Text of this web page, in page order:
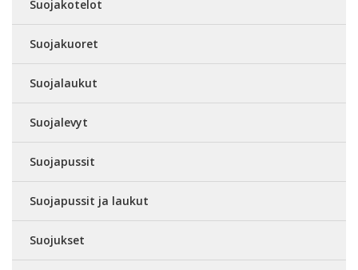
Suojakotelot
Suojakuoret
Suojalaukut
Suojalevyt
Suojapussit
Suojapussit ja laukut
Suojukset